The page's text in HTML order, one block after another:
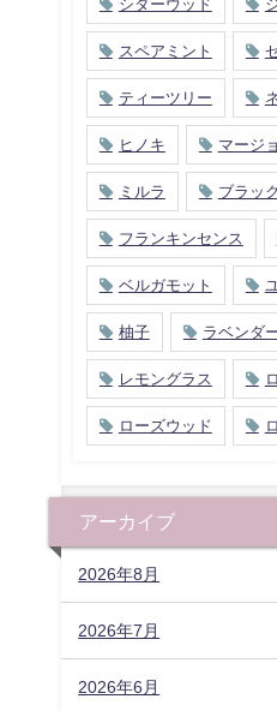
シダーウッド
スペアミント
ティーツリー
ヒノキ マージ
ミルラ ブラッ
フランキンセンス
ベルガモット
柚子 ラベンダ
レモングラス
ローズウッド
アーカイブ
2026年8月
2026年7月
2026年6月